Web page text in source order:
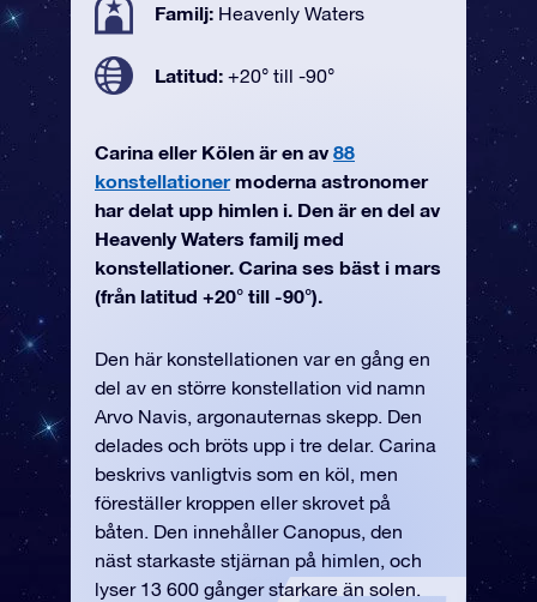
Familj: Heavenly Waters
Latitud: +20° till -90°
Carina eller Kölen är en av 88
konstellationermoderna astronomer
har delat upp himlen i. Den är en del av
Heavenly Waters familj med
konstellationer. Carina ses bäst i mars
(från latitud +20° till -90°).
Den här konstellationen var en gång en
del av en större konstellation vid namn
Arvo Navis, argonauternas skepp. Den
delades och bröts upp i tre delar. Carina
beskrivs vanligtvis som en köl, men
föreställer kroppen eller skrovet på
båten. Den innehåller Canopus, den
näst starkaste stjärnan på himlen, och
lyser 13 600 gånger starkare än solen.